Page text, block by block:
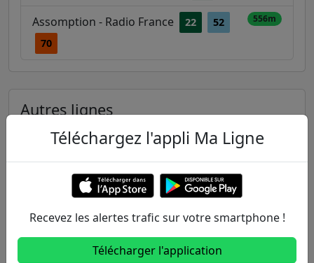
Assomption - Radio France 22
52
70
556m
Autres lignes
Metro
2 3 3B 4
5 6 7 7B 8
11 12 13
Téléchargez l'appli Ma Ligne
Recevez les alertes trafic sur votre smartphone !
Télécharger l'application